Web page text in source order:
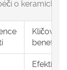
o keramická
Klíčový
benefit